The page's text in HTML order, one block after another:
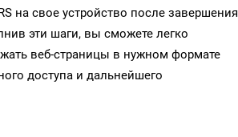
на свое устройство после завершения
эти шаги, вы сможете легко
веб-страницы в нужном формате
доступа и дальнейшего